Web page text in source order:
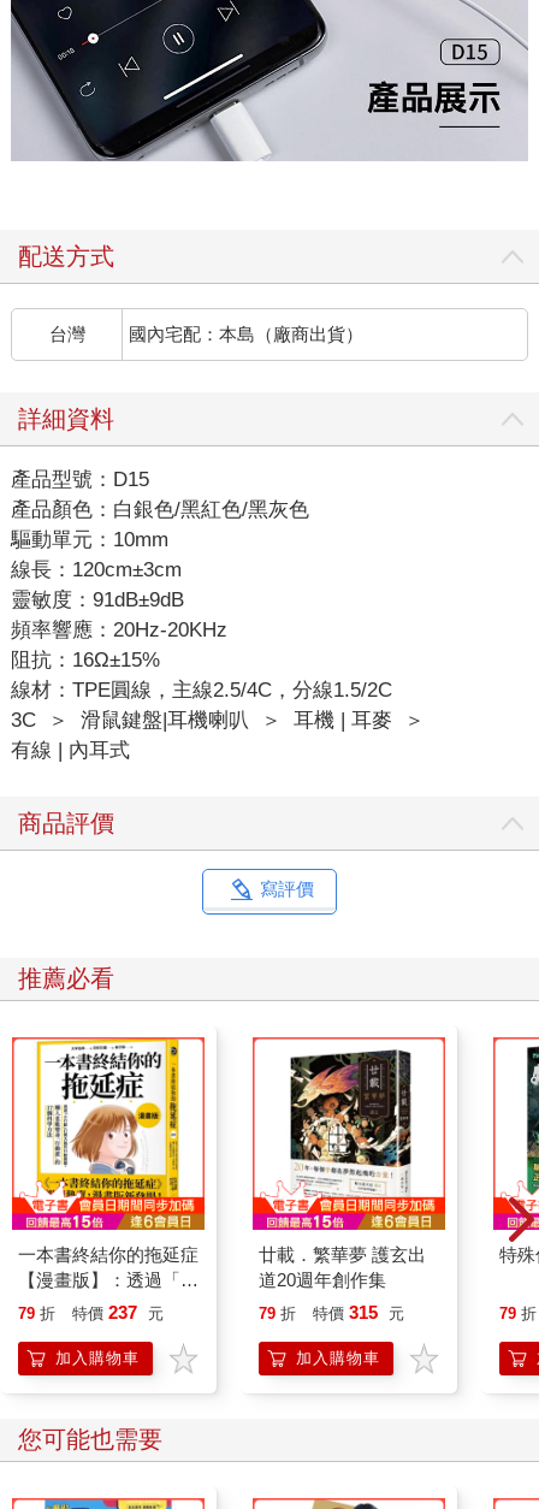
配送方式
台灣 國內宅配：本島（廠商出貨）
詳細資料
產品型號：D15
產品顏色：白銀色/黑紅色/黑灰色
驅動單元：10mm
線長：120cm±3cm
靈敏度：91dB±9dB
頻率響應：20Hz-20KHz
阻抗：16Ω±15%
線材：TPE圓線，主線2.5/4C，分線1.5/2C
3C
＞ 滑鼠鍵盤|耳機喇叭 ＞ 耳機 | 耳麥
＞
有線 | 內耳式
商品評價
寫評價
推薦必看
一本書終結你的拖延症
【漫畫版】：透過「小
行動」打開大腦的行動
「行動派」的37個科
學方法
79 折 特價 237 元
加入購物車
廿載．繁華夢 護玄出
道20週年創作集
79 折 特價 315 元
加入購物車
特
79 折
您可能也需要